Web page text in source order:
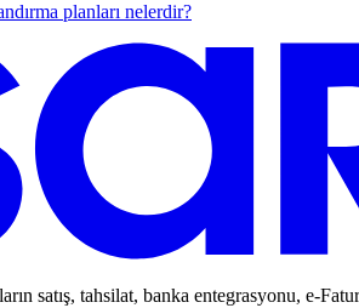
planları nelerdir?
satış, tahsilat, banka entegrasyonu, e-